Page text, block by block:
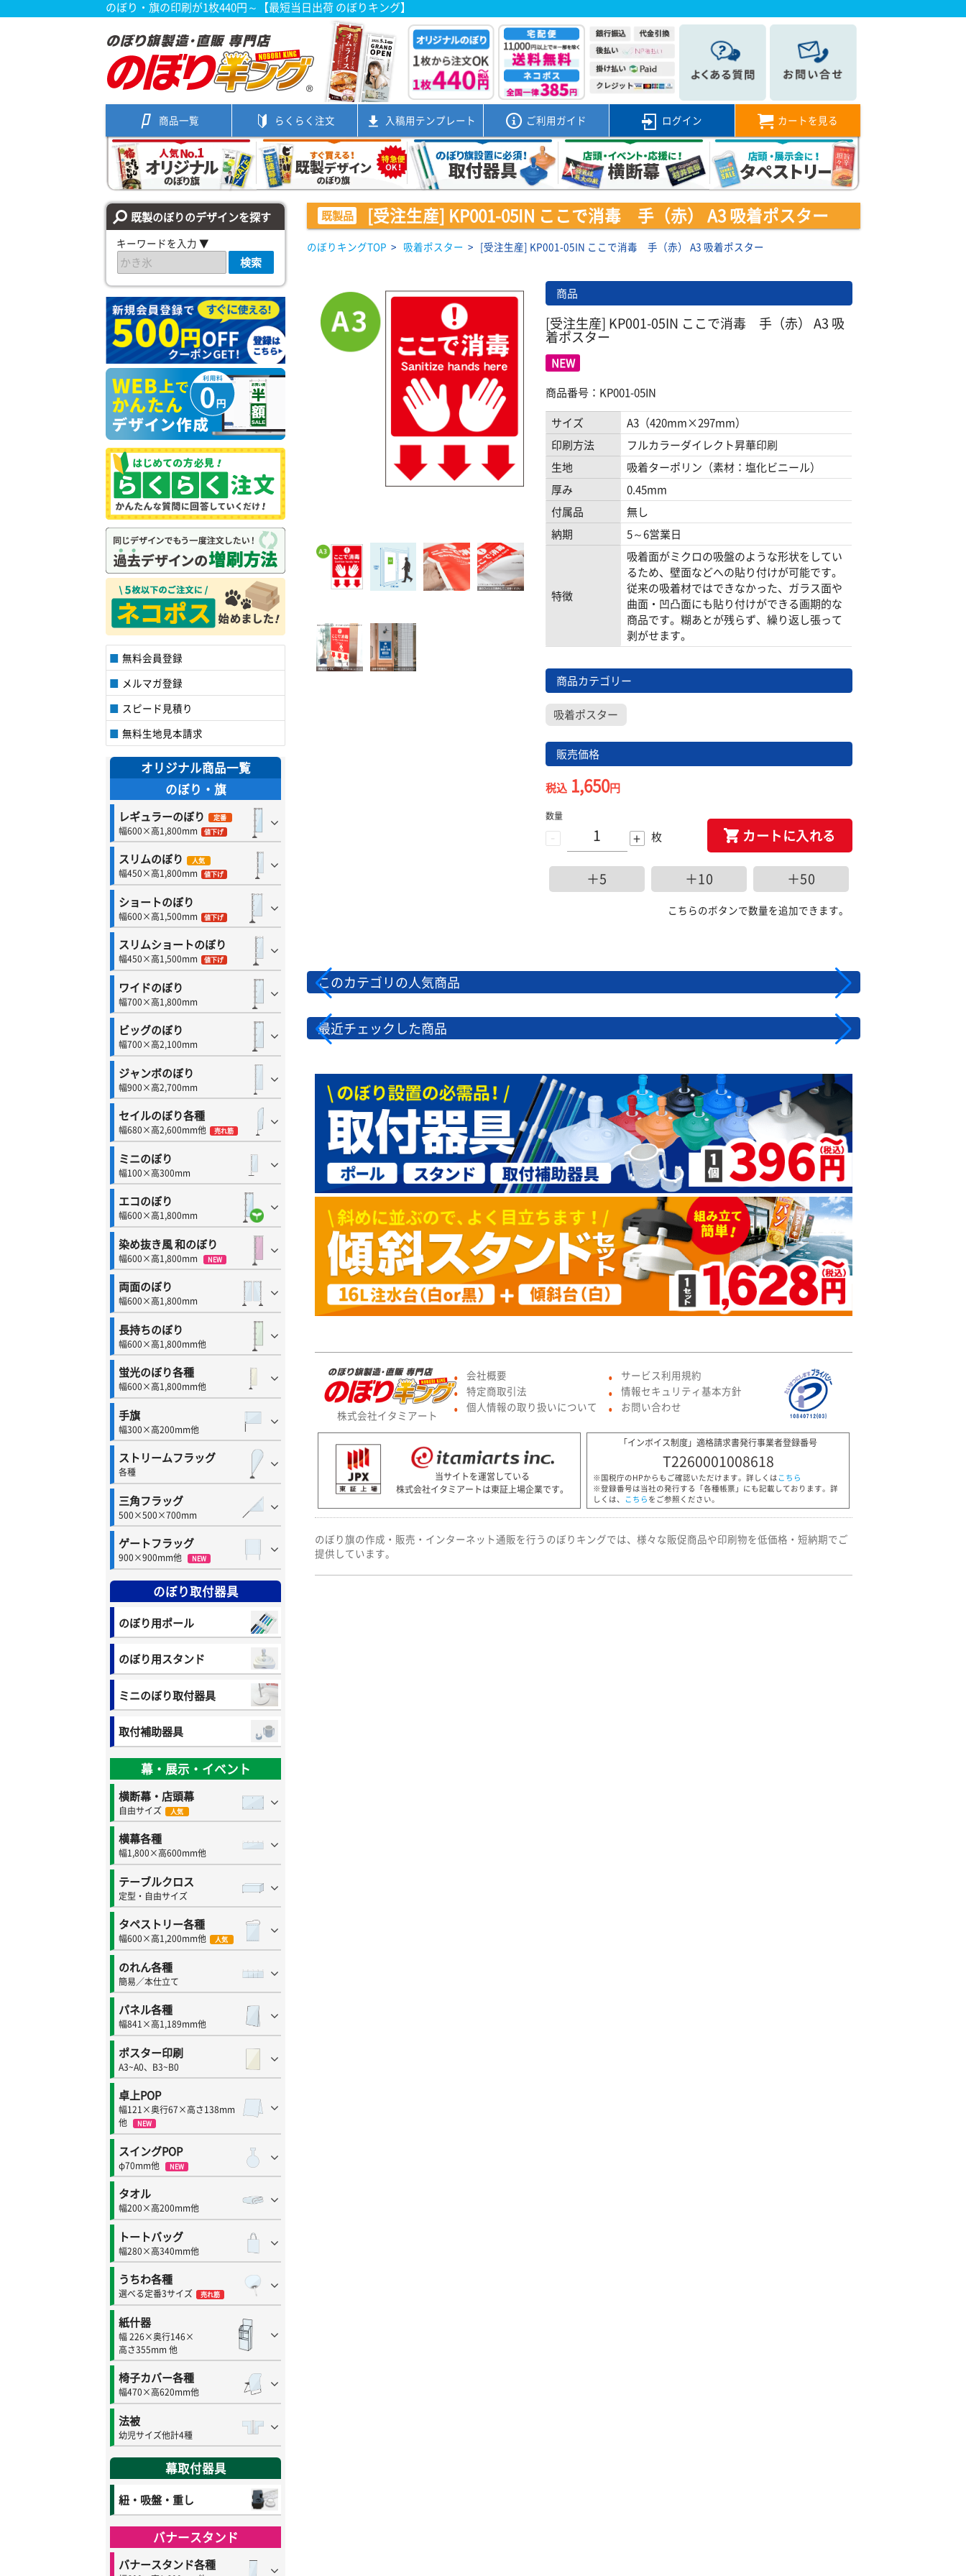
のぼり・旗の印刷が1枚440円～【最短当日出荷 のぼりキング】
商品一覧 らくらく注文 入稿用テンプレート ご利用ガイド ログイン カートを見る
既製のぼりのデザインを探す
キーワードを入力 ▼
検索
無料会員登録
メルマガ登録
スピード見積り
無料生地見本請求
オリジナル商品一覧
のぼり・旗
レギュラーのぼり 定番
幅600×高1,800mm 値下げ
スリムのぼり 人気
幅450×高1,800mm 値下げ
ショートのぼり
幅600×高1,500mm 値下げ
スリムショートのぼり
幅450×高1,500mm 値下げ
ワイドのぼり
幅700×高1,800mm
ビッグのぼり
幅700×高2,100mm
ジャンボのぼり
幅900×高2,700mm
セイルのぼり各種
幅680×高2,600mm他 売れ筋
ミニのぼり
幅100×高300mm
エコのぼり
幅600×高1,800mm
染め抜き風 和のぼり
幅600×高1,800mm NEW
両面のぼり
幅600×高1,800mm
長持ちのぼり
幅600×高1,800mm他
蛍光のぼり各種
幅600×高1,800mm他
手旗
幅300×高200mm他
ストリームフラッグ
各種
三角フラッグ
500×500×700mm
ゲートフラッグ
900×900mm他 NEW
のぼり取付器具
のぼり用ポール
のぼり用スタンド
ミニのぼり取付器具
取付補助器具
幕・展示・イベント
横断幕・店頭幕
自由サイズ 人気
横幕各種
幅1,800×高600mm他
テーブルクロス
定型・自由サイズ
タペストリー各種
幅600×高1,200mm他 人気
のれん各種
簡易／本仕立て
パネル各種
幅841×高1,189mm他
ポスター印刷
A3~A0、B3~B0
卓上POP
幅121×奥行67×高さ138mm
他
NEW
スイングPOP
φ70mm他 NEW
タオル
幅200×高200mm他
トートバッグ
幅280×高340mm他
うちわ各種
選べる定番3サイズ 売れ筋
紙什器
幅 226×奥行146×
高さ355mm 他
椅子カバー各種
幅470×高620mm他
法被
幼児サイズ他計4種
幕取付器具
紐・吸盤・重し
バナースタンド
バナースタンド各種
既製品 [受注生産] KP001-05IN ここで消毒 手（赤） A3 吸着ポスター
のぼりキングTOP > 吸着ポスター > [受注生産] KP001-05IN ここで消毒 手（赤） A3 吸着ポスター
商品
[受注生産] KP001-05IN ここで消毒 手（赤） A3 吸
着ポスター
NEW
商品番号：KP001-05IN
サイズ
A3（420mm×297mm）
印刷方法
フルカラーダイレクト昇華印刷
生地
吸着ターポリン（素材：塩化ビニール）
厚み
0.45mm
付属品
無し
納期
5～6営業日
特徴
吸着面がミクロの吸盤のような形状をしてい
るため、壁面などへの貼り付けが可能です。
従来の吸着材ではできなかった、ガラス面や
曲面・凹凸面にも貼り付けができる画期的な
商品です。糊あとが残らず、繰り返し張って
剥がせます。
商品カテゴリー
吸着ポスター
販売価格
税込 1,650円
-
数量
+ 枚 カートに入れる
＋5 ＋10 ＋50
こちらのボタンで数量を追加できます。
このカテゴリの人気商品
最近チェックした商品
株式会社イタミアート
● 会社概要
● 特定商取引法
● 個人情報の取り扱いについて
● サービス利用規約
● 情報セキュリティ基本方針
● お問い合わせ
当サイトを運営している
株式会社イタミアートは東証上場企業です。
「インボイス制度」適格請求書発行事業者登録番号
T2260001008618
※国税庁のHPからもご確認いただけます。詳しくは こちら
※登録番号は当社の発行する「各種帳票」にも記載しております。詳
しくは、
こちら をご参照ください。
のぼり旗の作成・販売・インターネット通販を行うのぼりキングでは、様々な販促商品や印刷物を低価格・短納期でご
提供しています。